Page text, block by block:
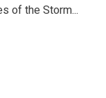
of the Storm...